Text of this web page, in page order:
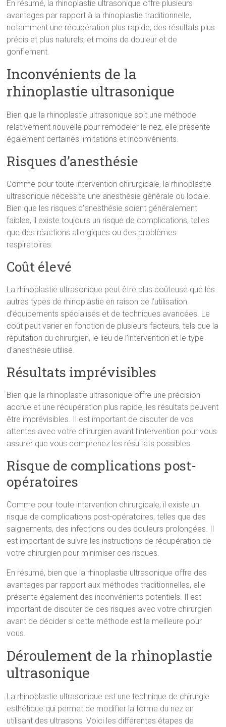
En résumé, la rhinoplastie ultrasonique offre plusieurs
avantages par rapport à la rhinoplastie traditionnelle,
notamment une récupération plus rapide, des résultats plus
précis et plus naturels, et moins de douleur et de
gonflement.
Inconvénients de la
rhinoplastie ultrasonique
Bien que la rhinoplastie ultrasonique soit une méthode
relativement nouvelle pour remodeler le nez, elle présente
également certaines limitations et inconvénients.
Risques d’anesthésie
Comme pour toute intervention chirurgicale, la rhinoplastie
ultrasonique nécessite une anesthésie générale ou locale.
Bien que les risques d’anesthésie soient généralement
faibles, il existe toujours un risque de complications, telles
que des réactions allergiques ou des problèmes
respiratoires.
Coût élevé
La rhinoplastie ultrasonique peut être plus coûteuse que les
autres types de rhinoplastie en raison de l’utilisation
d’équipements spécialisés et de techniques avancées. Le
coût peut varier en fonction de plusieurs facteurs, tels que la
réputation du chirurgien, le lieu de l’intervention et le type
d’anesthésie utilisé.
Résultats imprévisibles
Bien que la rhinoplastie ultrasonique offre une précision
accrue et une récupération plus rapide, les résultats peuvent
être imprévisibles. Il est important de discuter de vos
attentes avec votre chirurgien avant l’intervention pour vous
assurer que vous comprenez les résultats possibles.
Risque de complications post-
opératoires
Comme pour toute intervention chirurgicale, il existe un
risque de complications post-opératoires, telles que des
saignements, des infections ou des douleurs prolongées. Il
est important de suivre les instructions de récupération de
votre chirurgien pour minimiser ces risques.
En résumé, bien que la rhinoplastie ultrasonique offre des
avantages par rapport aux méthodes traditionnelles, elle
présente également des inconvénients potentiels. Il est
important de discuter de ces risques avec votre chirurgien
avant de décider si cette méthode est la meilleure pour
vous.
Déroulement de la rhinoplastie
ultrasonique
La rhinoplastie ultrasonique est une technique de chirurgie
esthétique qui permet de modifier la forme du nez en
utilisant des ultrasons. Voici les différentes étapes de